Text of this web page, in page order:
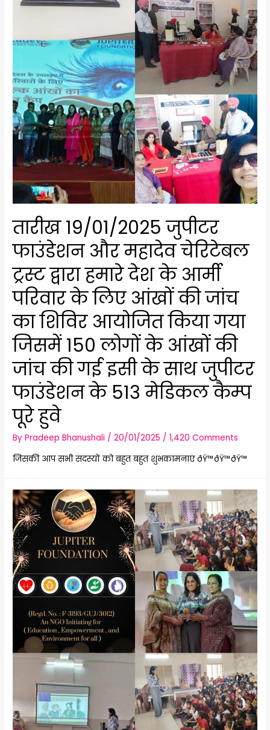
तारीख 19/01/2025 जुपीटर
फाउंडेशन और महादेव चेरिटेबल
ट्रस्ट द्वारा हमारे देश के आर्मी
परिवार के लिए आंखों की जांच
का शिविर आयोजित किया गया
जिसमें 150 लोगों के आंखों की
जांच की गई इसी के साथ जुपीटर
फाउंडेशन के 513 मेडिकल कैम्प
पूरे हुवे
ByPradeep Bhanushali /20/01/2025 /1,420 Comments
जिसकी आप सभी सदस्यों को बहुत बहुत शुभकामनाएं ðŸ™ðŸ™ðŸ™